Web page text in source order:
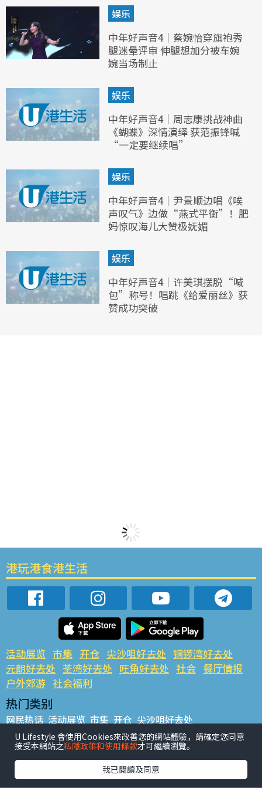
娱乐
中年好声音4｜蔡婉怡穿旗袍秀
腿迷晕评审 伸腿想加分被车婉
婉当场制止
娱乐
中年好声音4｜周志康挑战神曲
《蝴蝶》深情演绎 获范振锋喊
“一定要继续唱”
娱乐
中年好声音4｜尹景顺边唱《唉
声叹气》边做“燕式平衡”！肥
妈惊叹海儿大赞极妩媚
娱乐
中年好声音4｜许美琪摆脱“喊
包”称号！唱跳《给爱丽丝》获
赞成功突破
港玩港食港生活
活动展览 市集 开仓 尖沙咀好去处 铜锣湾好去处
元朗好去处 荃湾好去处 旺角好去处 社会 餐厅情报
户外郊游 社会福利
热门类别
网民热话 活动展览 市集 开仓 尖沙咀好去处
铜锣湾好去处 元朗好去处 荃湾好去处 旺角好去处 社会
餐厅情报 户外郊游
热门标签
#UGO揾好去处 #人气活动推介 #美食社群热话
U Lifestyle 會使用Cookies來改善您的網站體驗，請確定您同意
接受本網站之私隱政策和使用條款才可繼續瀏覽。
我已閱讀及同意